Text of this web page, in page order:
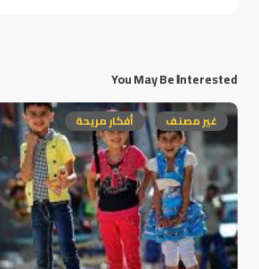
You May Be Interested
غير مصنف أفكار مريحة